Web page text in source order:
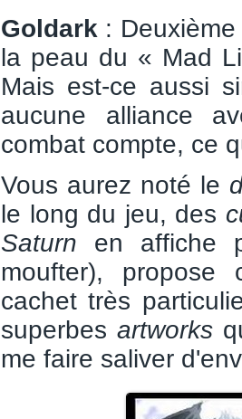
Goldark :
la peau du « Mad
Mais est-ce aussi
aucune alliance
combat compte, ce
Vous aurez noté le
le long du jeu, des
Saturn en affiche
moufter),
cachet très
superbesartworks
me faire saliver